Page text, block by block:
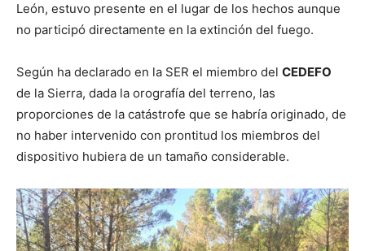
León, estuvo presente en el lugar de los hechos aunque
no participó directamente en la extinción del fuego.
Según ha declarado en la SER el miembro del CEDEFO
de la Sierra, dada la orografía del terreno, las
proporciones de la catástrofe que se habría originado, de
no haber intervenido con prontitud los miembros del
dispositivo hubiera de un tamaño considerable.